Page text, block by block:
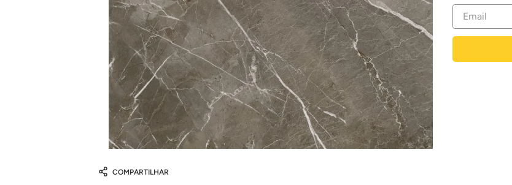
COMPARTILHAR